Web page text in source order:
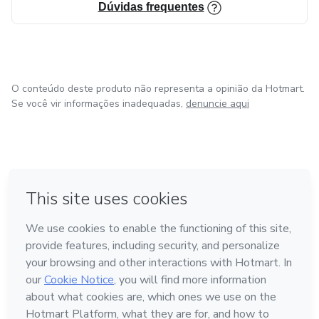
Dúvidas frequentes
O conteúdo deste produto não representa a opinião da Hotmart.
Se você vir informações inadequadas, denuncie aqui
Feito com ❤
em Belo Horizonte
na Cidade do México